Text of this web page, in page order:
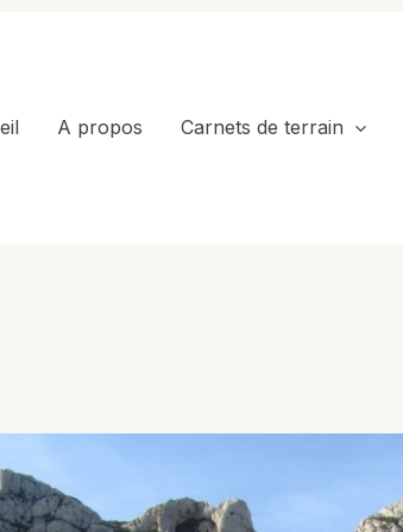
A propos Carnets de terrain